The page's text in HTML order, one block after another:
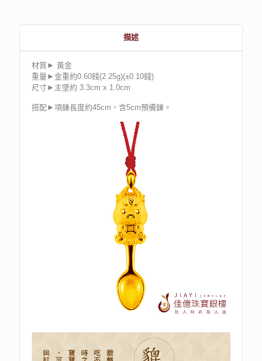
描述
材質► 黃金
重量►金重約0.60錢(2.25g)(±0.10錢)
尺寸►主墜約 3.3cm x 1.0cm
搭配►項鍊長度約45cm，含5cm預備鍊。